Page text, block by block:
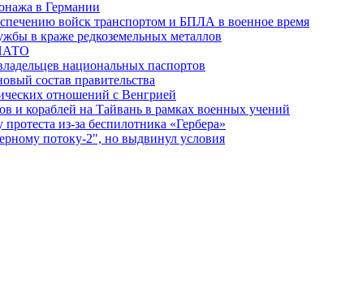
в Германии
войск транспортом и БПЛА в военное время
в краже редкоземельных металлов
национальных паспортов
состав правительства
отношений с Венгрией
и кораблей на Тайвань в рамках военных учений
из-за беспилотника «Гербера»
потоку-2", но выдвинул условия